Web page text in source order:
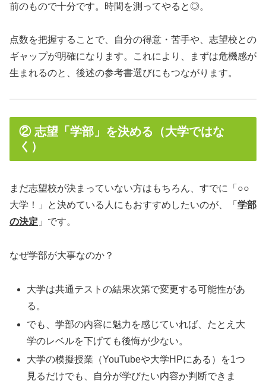
前のもので十分です。時間を測ってやると◎。
点数を把握することで、自分の得意・苦手や、志望校との
ギャップが明確になります。これにより、まずは危機感が
生まれるのと、後述の参考書選びにもつながります。
② 志望「学部」を決める（大学ではな
く）
まだ志望校が決まっていない方はもちろん、すでに「○○
大学！」と決めている人にもおすすめしたいのが、「 学部
の決定 」です。
なぜ学部が大事なのか？
大学は共通テストの結果次第で変更する可能性があ
る。
でも、学部の内容に魅力を感じていれば、たとえ大
学のレベルを下げても後悔が少ない。
大学の模擬授業（YouTubeや大学HPにある）を1つ
見るだけでも、自分が学びたい内容か判断できま